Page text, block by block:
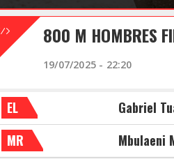
800 M HOMBRES
19/07/2025 - 22:20
EL Gabriel
MR Mbulaeni